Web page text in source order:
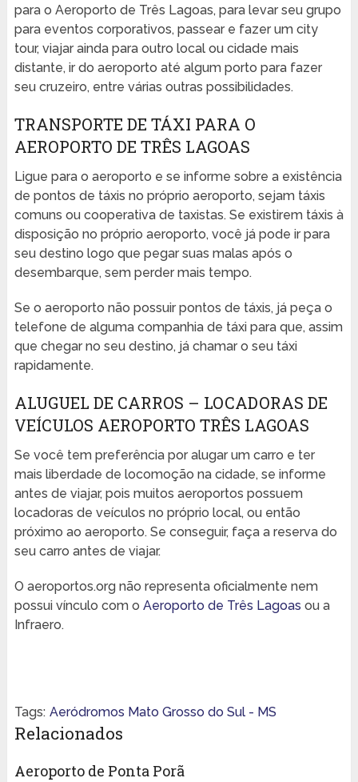
para o Aeroporto de Três Lagoas, para levar seu grupo
para eventos corporativos, passear e fazer um city
tour, viajar ainda para outro local ou cidade mais
distante, ir do aeroporto até algum porto para fazer
seu cruzeiro, entre várias outras possibilidades.
TRANSPORTE DE TÁXI PARA O
AEROPORTO DE TRÊS LAGOAS
Ligue para o aeroporto e se informe sobre a existência
de pontos de táxis no próprio aeroporto, sejam táxis
comuns ou cooperativa de taxistas. Se existirem táxis à
disposição no próprio aeroporto, você já pode ir para
seu destino logo que pegar suas malas após o
desembarque, sem perder mais tempo.
Se o aeroporto não possuir pontos de táxis, já peça o
telefone de alguma companhia de táxi para que, assim
que chegar no seu destino, já chamar o seu táxi
rapidamente.
ALUGUEL DE CARROS – LOCADORAS DE
VEÍCULOS AEROPORTO TRÊS LAGOAS
Se você tem preferência por alugar um carro e ter
mais liberdade de locomoção na cidade, se informe
antes de viajar, pois muitos aeroportos possuem
locadoras de veículos no próprio local, ou então
próximo ao aeroporto. Se conseguir, faça a reserva do
seu carro antes de viajar.
O aeroportos.org não representa oficialmente nem
possui vínculo com o Aeroporto de Três Lagoas ou a
Infraero.
Tags: Aeródromos Mato Grosso do Sul - MS
Relacionados
Aeroporto de Ponta Porã